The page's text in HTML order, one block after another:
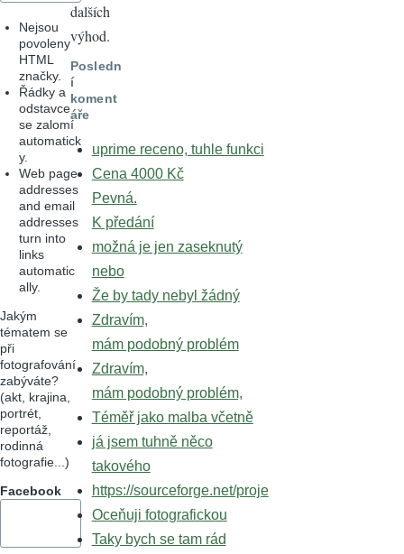
Nejsou
povoleny
HTML
značky.
Řádky a
odstavce
se zalomí
automatick
y.
Web page
addresses
and email
addresses
turn into
links
automatic
ally.
Jakým
tématem se
při
fotografování
zabýváte?
(akt, krajina,
portrét,
reportáž,
rodinná
fotografie...)
Facebook
dalších
výhod.
Posledn
í
koment
áře
uprime receno, tuhle funkci
Cena 4000 Kč
Pevná.
K předání
možná je jen zaseknutý
nebo
Že by tady nebyl žádný
Zdravím,
mám podobný problém
Zdravím,
mám podobný problém,
Téměř jako malba včetně
já jsem tuhně něco
takového
https://sourceforge.net/proje
Oceňuji fotografickou
Taky bych se tam rád